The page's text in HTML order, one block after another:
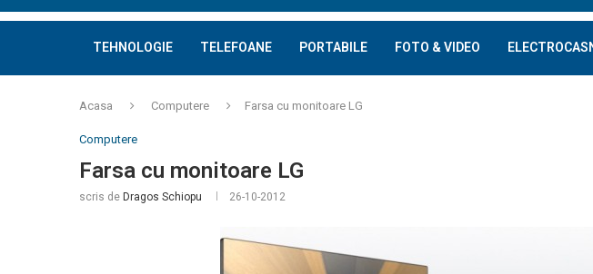
TEHNOLOGIE TELEFOANE PORTABILE FOTO & VIDEO
Acasa Computere Farsa cu monitoare LG
Computere
Farsa cu monitoare LG
scris de Dragos Schiopu 26-10-2012